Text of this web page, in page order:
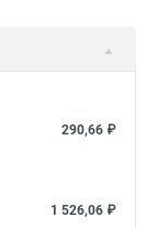
290,66 ₽
1 526,06 ₽